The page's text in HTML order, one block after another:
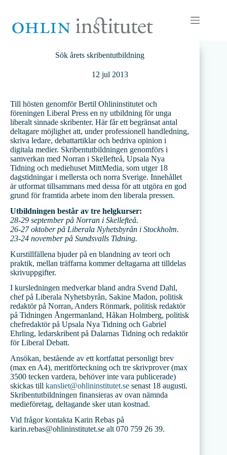
innehåll
Sök årets skribentutbildning
12 jul 2013
Till hösten genomför Bertil Ohlininstitutet och
föreningen Liberal Press en ny utbildning för unga
liberalt sinnade skribenter. Här får ett begränsat antal
deltagare möjlighet att, under professionell handledning,
skriva ledare, debattartiklar och bedriva opinion i
digitala medier. Skribentutbildningen genomförs i
samverkan med Norran i Skellefteå, Upsala Nya
Tidning och mediehuset MittMedia, som utger 18
dagstidningar i mellersta och norra Sverige. Innehållet
är utformat tillsammans med dessa för att utgöra en god
grund för framtida arbete inom den liberala pressen.
Utbildningen består av tre helgkurser:
28-29 september på Norran i Skellefteå.
26-27 oktober på Liberala Nyhetsbyrån i Stockholm.
23-24 november på Sundsvalls Tidning.
Kurstillfällena bjuder på en blandning av teori och
praktik, mellan träffarna kommer deltagarna att tilldelas
skrivuppgifter.
I kursledningen medverkar bland andra Svend Dahl,
chef på Liberala Nyhetsbyrån, Sakine Madon, politisk
redaktör på Norran, Anders Rönmark, politisk redaktör
på Tidningen Ångermanland, Håkan Holmberg, politisk
chefredaktör på Upsala Nya Tidning och Gabriel
Ehrling, ledarskribent på Dalarnas Tidning och redaktör
för Liberal Debatt.
Ansökan, bestående av ett kortfattat personligt brev
(max en A4), meritförteckning och tre skrivprover (max
3500 tecken vardera, behöver inte vara publicerade)
skickas till kansliet@ohlininstitutet.se senast 18 augusti.
Skribentutbildningen finansieras av ovan nämnda
medieföretag, deltagande sker utan kostnad.
Vid frågor kontakta Karin Rebas på
karin.rebas@ohlininstitutet.se alt 070 759 26 39.